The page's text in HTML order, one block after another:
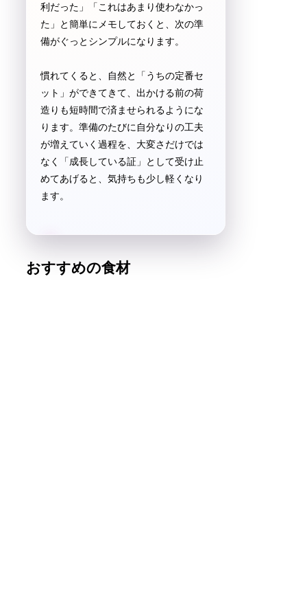
利だった」「これはあまり使わなかっ
た」と簡単にメモしておくと、次の準
備がぐっとシンプルになります。
慣れてくると、自然と「うちの定番セ
ット」ができてきて、出かける前の荷
造りも短時間で済ませられるようにな
ります。準備のたびに自分なりの工夫
が増えていく過程を、大変さだけでは
なく「成長している証」として受け止
めてあげると、気持ちも少し軽くなり
ます。
おすすめの食材